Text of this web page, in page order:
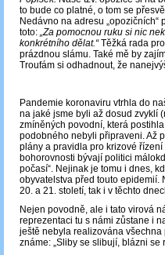
to bude co platné, o tom se
Nedávno na adresu „opozičních“
toto: „Za pomocnou ruku si nic
konkrétního dělat.“Těžká rada
prázdnou slámu. Také mě by
Troufám si odhadnout, že
Pandemie koronaviru vtrhla do
na jaké jsme byli až dosud zvyklí
zmíněných povodní, která
podobného nebyli připraveni. Až
plány a pravidla pro krizové
bohorovnosti bývají politici
počasí“. Nejinak je tomu i dnes,
obyvatelstva před touto epidemií.
20. a 21. století, tak i v těchto
Nejen povodně, ale i tato virová
reprezentaci tu s námi zůstane i
ještě nebyla realizována
známe: „Sliby se slibují, blázni se